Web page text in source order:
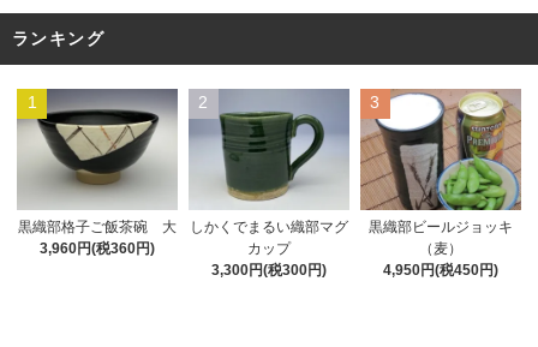
ランキング
1
黒織部格子ご飯茶碗 大
3,960円(税360円)
2
しかくでまるい織部マグ
カップ
3,300円(税300円)
3
黒織部ビールジョッキ
（麦）
4,950円(税450円)